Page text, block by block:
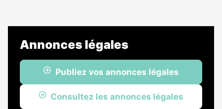
Annonces légales
Publiez vos annonces légales
Consultez les annonces légales